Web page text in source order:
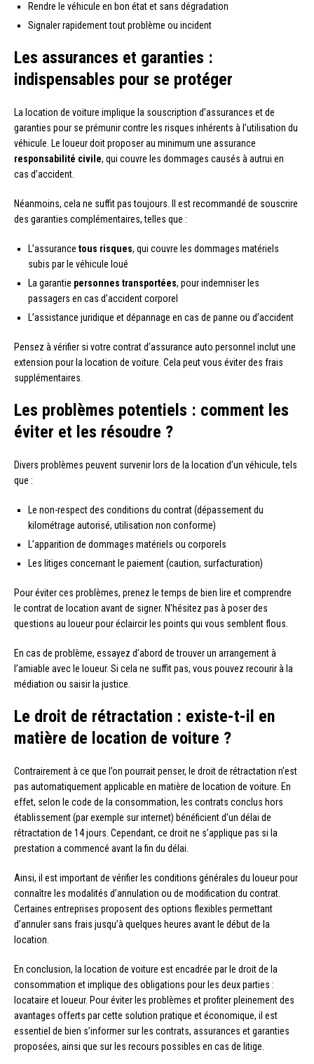
Rendre le véhicule en bon état et sans dégradation
Signaler rapidement tout problème ou incident
Les assurances et garanties :
indispensables pour se protéger
La location de voiture implique la souscription d’assurances et de
garanties pour se prémunir contre les risques inhérents à l’utilisation du
véhicule. Le loueur doit proposer au minimum une assurance
responsabilité civile, qui couvre les dommages causés à autrui en
cas d’accident.
Néanmoins, cela ne suffit pas toujours. Il est recommandé de souscrire
des garanties complémentaires, telles que :
L’assurance tous risques, qui couvre les dommages matériels
subis par le véhicule loué
La garantie personnes transportées, pour indemniser les
passagers en cas d’accident corporel
L’assistance juridique et dépannage en cas de panne ou d’accident
Pensez à vérifier si votre contrat d’assurance auto personnel inclut une
extension pour la location de voiture. Cela peut vous éviter des frais
supplémentaires.
Les problèmes potentiels : comment les
éviter et les résoudre ?
Divers problèmes peuvent survenir lors de la location d’un véhicule, tels
que :
Le non-respect des conditions du contrat (dépassement du
kilométrage autorisé, utilisation non conforme)
L’apparition de dommages matériels ou corporels
Les litiges concernant le paiement (caution, surfacturation)
Pour éviter ces problèmes, prenez le temps de bien lire et comprendre
le contrat de location avant de signer. N’hésitez pas à poser des
questions au loueur pour éclaircir les points qui vous semblent flous.
En cas de problème, essayez d’abord de trouver un arrangement à
l’amiable avec le loueur. Si cela ne suffit pas, vous pouvez recourir à la
médiation ou saisir la justice.
Le droit de rétractation : existe-t-il en
matière de location de voiture ?
Contrairement à ce que l’on pourrait penser, le droit de rétractation n’est
pas automatiquement applicable en matière de location de voiture. En
effet, selon le code de la consommation, les contrats conclus hors
établissement (par exemple sur internet) bénéficient d’un délai de
rétractation de 14 jours. Cependant, ce droit ne s’applique pas si la
prestation a commencé avant la fin du délai.
Ainsi, il est important de vérifier les conditions générales du loueur pour
connaître les modalités d’annulation ou de modification du contrat.
Certaines entreprises proposent des options flexibles permettant
d’annuler sans frais jusqu’à quelques heures avant le début de la
location.
En conclusion, la location de voiture est encadrée par le droit de la
consommation et implique des obligations pour les deux parties :
locataire et loueur. Pour éviter les problèmes et profiter pleinement des
avantages offerts par cette solution pratique et économique, il est
essentiel de bien s’informer sur les contrats, assurances et garanties
proposées, ainsi que sur les recours possibles en cas de litige.